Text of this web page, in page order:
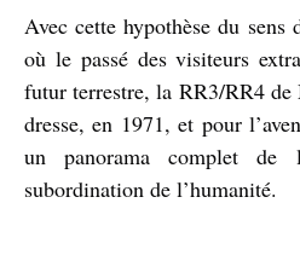
Avec cette hypothèse du sens
où le passé des visiteurs
futur terrestre, la RR3/RR4
dresse, en 1971, et pour
un panorama complet de
subordination de l’humanité.